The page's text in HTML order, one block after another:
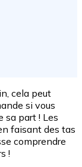
cela peut
si vous
sa part ! Les
faisant des tas
comprendre
!